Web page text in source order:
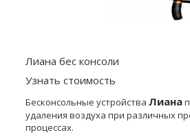
Лиана беc консоли
Узнать стоимость
Беcконсольные устройстваЛиана
удаления воздуха при различных
процессах.